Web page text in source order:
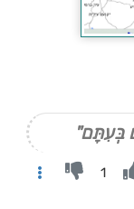
בְּעִתָּם"
1